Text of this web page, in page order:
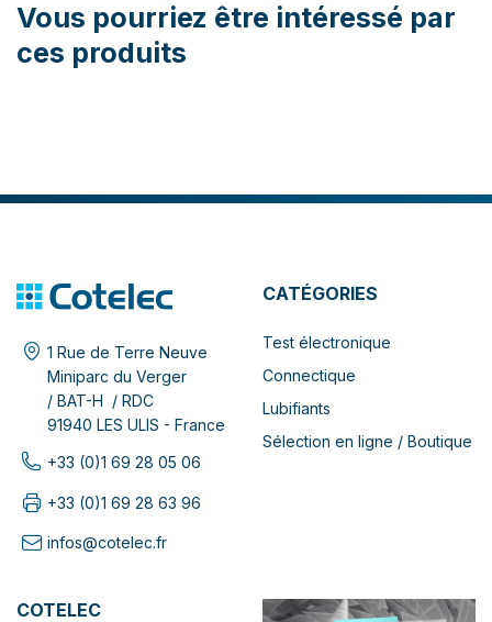
Vous pourriez être intéressé par
ces produits
1 Rue de Terre Neuve
Miniparc du Verger
/ BAT-H / RDC
91940 LES ULIS - France
+33 (0)1 69 28 05 06
+33 (0)1 69 28 63 96
infos@cotelec.fr
CATÉGORIES
Test électronique
Connectique
Lubifiants
Sélection en ligne / Boutique
COTELEC